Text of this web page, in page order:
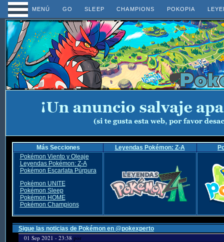
MENÚ GO SLEEP CHAMPIONS POKOPIA
Más Secciones Leyendas Pokémon: Z-A
Pokémon Viento y Oleaje
Leyendas Pokémon: Z-A
Pokémon Escarlata Púrpura
Pokémon UNITE
Pokémon Sleep
Pokémon HOME
Pokémon Champions
Sigue las noticias de Pokémon en @pokexperto
01 Sep 2021 - 23:38 por